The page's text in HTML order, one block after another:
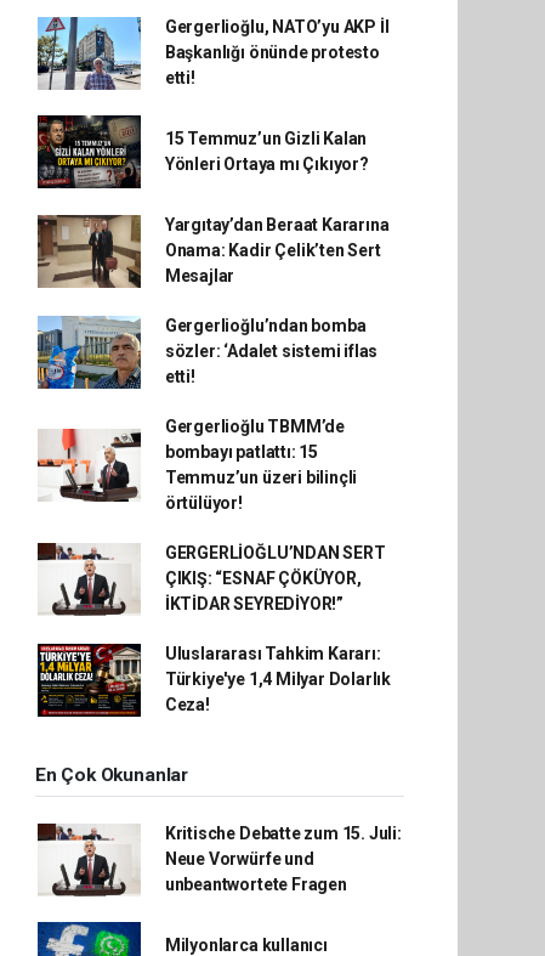
Gergerlioğlu, NATO’yu AKP İl
Başkanlığı önünde protesto
etti!
15 Temmuz’un Gizli Kalan
Yönleri Ortaya mı Çıkıyor?
Yargıtay’dan Beraat Kararına
Onama: Kadir Çelik’ten Sert
Mesajlar
Gergerlioğlu’ndan bomba
sözler: ‘Adalet sistemi iflas
etti!
Gergerlioğlu TBMM’de
bombayı patlattı: 15
Temmuz’un üzeri bilinçli
örtülüyor!
GERGERLİOĞLU’NDAN SERT
ÇIKIŞ: “ESNAF ÇÖKÜYOR,
İKTİDAR SEYREDİYOR!”
Uluslararası Tahkim Kararı:
Türkiye'ye 1,4 Milyar Dolarlık
Ceza!
En Çok Okunanlar
Kritische Debatte zum 15. Juli:
Neue Vorwürfe und
unbeantwortete Fragen
Milyonlarca kullanıcı